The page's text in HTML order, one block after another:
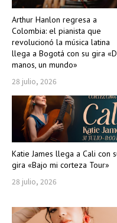
Arthur Hanlon regresa a
Colombia: el pianista que
revolucionó la música latina
llega a Bogotá con su gira
manos, un mundo»
28 julio, 2026
Katie James llega a Cali con
gira «Bajo mi corteza Tour»
28 julio, 2026